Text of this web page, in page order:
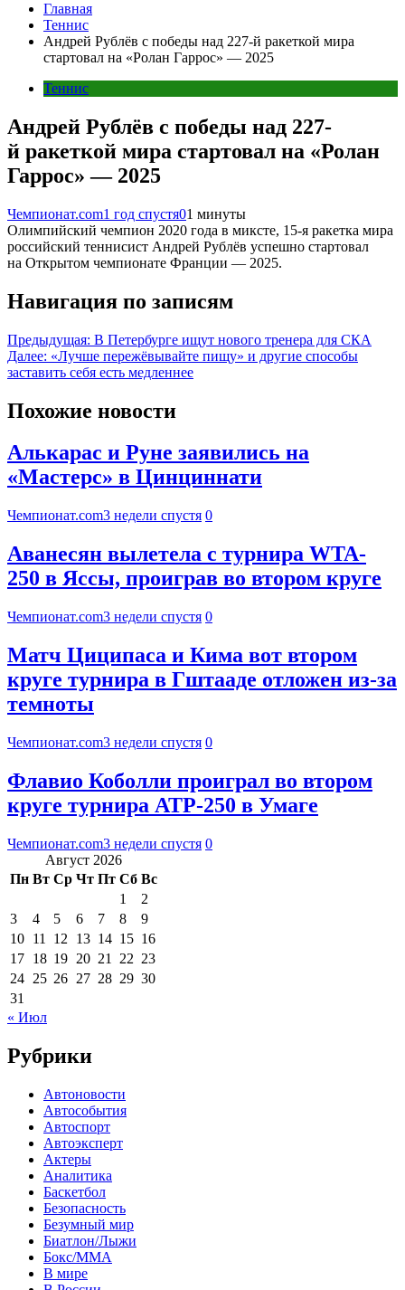
Главная
Теннис
Андрей Рублёв с победы над 227-й ракеткой мира
стартовал на «Ролан Гаррос» — 2025
Теннис
Андрей Рублёв с победы над 227-
й ракеткой мира стартовал на «Ролан
Гаррос» — 2025
Чемпионат.com1 год спустя01 минуты
Олимпийский чемпион 2020 года в миксте, 15-я ракетка мира
российский теннисист Андрей Рублёв успешно стартовал
на Открытом чемпионате Франции — 2025.
Навигация по записям
Предыдущая: В Петербурге ищут нового тренера для СКА
Далее: «Лучше пережёвывайте пищу» и другие способы
заставить себя есть медленнее
Похожие новости
Алькарас и Руне заявились на
«Мастерс» в Цинциннати
Чемпионат.com3 недели спустя 0
Аванесян вылетела с турнира WTA-
250 в Яссы, проиграв во втором круге
Чемпионат.com3 недели спустя 0
Матч Циципаса и Кима вот втором
круге турнира в Гштааде отложен из-за
темноты
Чемпионат.com3 недели спустя 0
Флавио Коболли проиграл во втором
круге турнира ATP-250 в Умаге
Чемпионат.com3 недели спустя 0
Август 2026
Пн Вт Ср Чт Пт Сб Вс
1
2
3
4 5 6 7 8
9
10 11 12 13 14 15 16
17 18 19 20 21 22 23
24 25 26 27 28 29 30
31
« Июл
Рубрики
Автоновости
Автособытия
Автоспорт
Автоэксперт
Актеры
Аналитика
Баскетбол
Безопасность
Безумный мир
Биатлон/Лыжи
Бокс/MMA
В мире